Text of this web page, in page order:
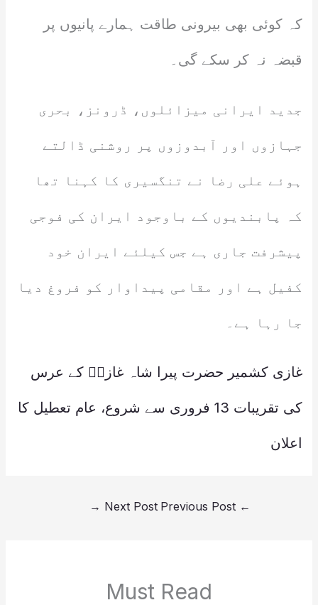
کہ کوئی بھی بیرونی طاقت ہمارے پانیوں پر
قبضہ نہ کر سکے گی۔
جدید ایرانی میزائلوں، ڈرونز، بحری
جہازوں اور آبدوزوں پر روشنی ڈالتے
ہوئے علی رضا نے تنگسیری کا کہنا تھا
کہ پابندیوں کے باوجود ایران کی فوجی
پیشرفت جاری ہے جس کیلئے ایران خود
کفیل ہے اور مقامی پیداوار کو فروغ دیا
جا رہا ہے۔
غازی کشمیر حضرت پیرا شاہ غازیؒ کے عرس
کی تقریبات 13 فروری سے شروع، عام تعطیل کا
اعلان
←
Next Post
→
Must Read